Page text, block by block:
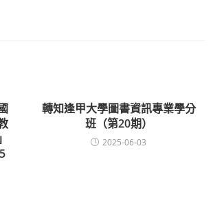
轉知逢甲大學圖書資訊專業學分
班（第20期）
2025-06-03